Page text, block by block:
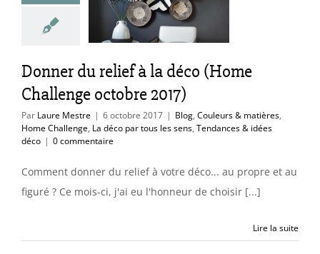
& matières
les sens
& idées déco
Donner du relief à la déco (Home
Challenge octobre 2017)
Par Laure Mestre | 6 octobre 2017 | Blog, Couleurs & matières,
Home Challenge, La déco par tous les sens, Tendances & idées
déco | 0 commentaire
Comment donner du relief à votre déco... au propre et au
figuré ? Ce mois-ci, j'ai eu l'honneur de choisir [...]
Lire la suite